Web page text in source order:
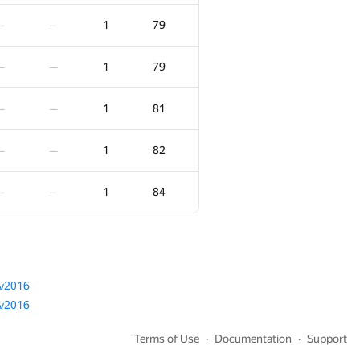
— 1 79
— 1 79
— 1 81
— 1 82
— 1 84
1 47
1 48
1 48
1 49
1 49
Terms of Use Documentation Support